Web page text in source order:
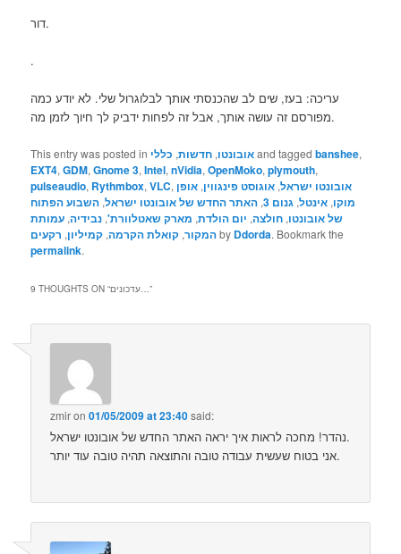
דור.
.
עריכה: בעז, שים לב שהכנסתי אותך לבלוגרול שלי. לא יודע כמה
מפורסם זה עושה אותך, אבל זה לפחות ידביק לך חיוך לזמן מה.
This entry was posted in אובונטו, חדשות, כללי and taggedbanshee,
EXT4,GDM,Gnome 3,Intel,nVidia,OpenMoko,plymouth,
pulseaudio, Rythmbox,VLC, אובונטו ישראל, אוגוסט פינגווין, אופן
מוקו, אינטל, גנום 3 , האתר החדש של אובונטו ישראל, השבוע הפתוח
של אובונטו, חולצה, יום הולדת, מארק שאטלוורת', נבידיה, עמותת
המקור, קואלת הקרמה, קמיליון, רקעים by Ddorda. Bookmark the
permalink.
9 THOUGHTS ON “ עדכונים…”
zmiron01/05/2009 at 23:40said:
נהדר! מחכה לראות איך יראה האתר החדש של אובונטו ישראל.
אני בטוח שעשית עבודה טובה והתוצאה תהיה טובה עוד יותר.